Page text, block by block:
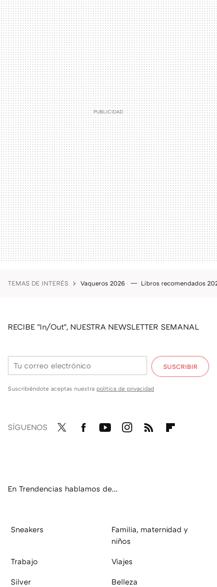
TEMAS DE INTERÉS Vaqueros 2026 Libros recomendados
RECIBE "In/Out", NUESTRA NEWSLETTER SEMANAL
SUSCRIBIR
Suscribiéndote aceptas nuestra política de privacidad
SÍGUENOS
En Trendencias hablamos de...
Sneakers
Familia, maternidad y
niños
Trabajo Viajes
Silver Belleza